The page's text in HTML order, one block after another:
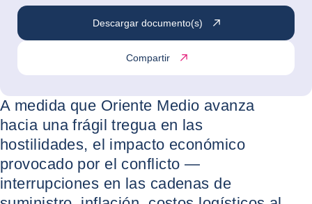
Descargar documento(s)
Compartir
A medida que Oriente Medio avanza
hacia una frágil tregua en las
hostilidades, el impacto económico
provocado por el conflicto —
interrupciones en las cadenas de